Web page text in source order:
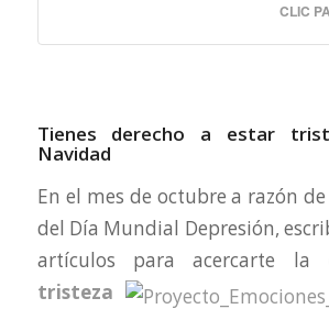
CLIC
Tienes derecho a estar
Navidad
En el mes de octubre a razón
del Día Mundial Depresión,
artículos paraacercarte la
tristeza